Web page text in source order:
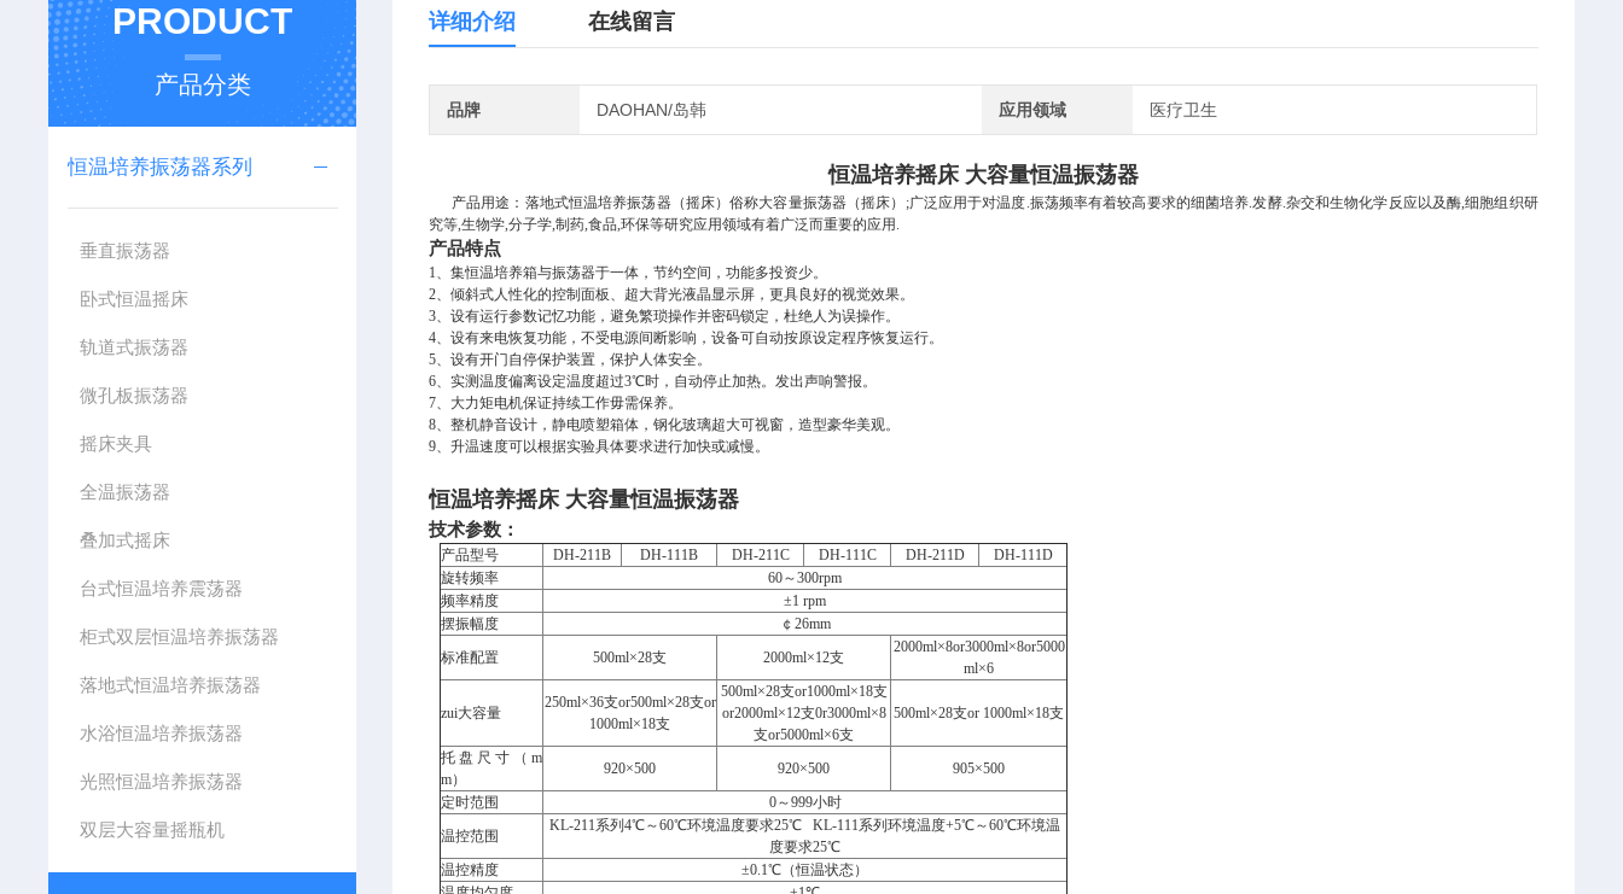
PRODUCT
产品分类
恒温培养振荡器系列
垂直振荡器
卧式恒温摇床
轨道式振荡器
微孔板振荡器
摇床夹具
全温振荡器
叠加式摇床
台式恒温培养震荡器
柜式双层恒温培养振荡器
落地式恒温培养振荡器
水浴恒温培养振荡器
光照恒温培养振荡器
双层大容量摇瓶机
详细介绍 在线留言
品牌 DAOHAN/岛韩 应用领域 医疗卫生
恒温培养摇床 大容量恒温振荡器
产品用途：落地式恒温培养振荡器（摇床）俗称大容量振荡器 （摇床）
;广泛应用于对温度.振荡频率有着较高要求的细菌培养.发酵.杂交和生物化学反应以及酶,细胞组织研
究等,生物学,分子学,制药,食品,环保等研究应用领域有着广泛而重要的应用.
产品特点
1、集恒温培养箱与振荡器于一体，节约空间，功能多投资少。
2、倾斜式人性化的控制面板、超大背光液晶显示屏，更具良好的视觉效果。
3、设有运行参数记忆功能，避免繁琐操作并密码锁定，杜绝人为误操作。
4、设有来电恢复功能，不受电源间断影响，设备可自动按原设定程序恢复运行。
5、设有开门自停保护装置，保护人体安全。
6、实测温度偏离设定温度超过3℃时，自动停止加热。发出声响警报。
7、大力矩电机保证持续工作毋需保养。
8、整机静音设计，静电喷塑箱体，钢化玻璃超大可视窗，造型豪华美观。
9、升温速度可以根据实验具体要求进行加快或减慢。
恒温培养摇床 大容量恒温振荡器
技术参数：
产品型号 DH-211B DH-111B DH-211C DH-111C DH-211D
DH-111D
旋转频率
60～300rpm
频率精度
±1 rpm
摆振幅度
￠26mm
标准配置
500ml×28支 2000ml×12支
2000ml×8or3000ml×8or5000
ml×6
zui大容量
250ml×36支or500ml×28支or
1000ml×18支
500ml×28支or1000ml×18支
or2000ml×12支0r3000ml×8
支or5000ml×6支
500ml×28支or 1000ml×18支
托盘尺寸（m
m）
920×500 920×500
905×500
定时范围
0～999小时
温控范围
KL-211系列4℃～60℃环境温度要求25℃ KL-111系列环境温度+5℃～60℃环境温
度要求25℃
温控精度
±0.1℃（恒温状态）